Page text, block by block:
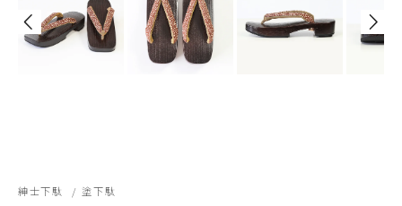
紳士下駄 / 塗下駄